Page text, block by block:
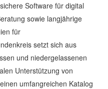
Software für digital
sowie langjährige
für
setzt sich aus
und niedergelassenen
Unterstützung von
umfangreichen Katalog